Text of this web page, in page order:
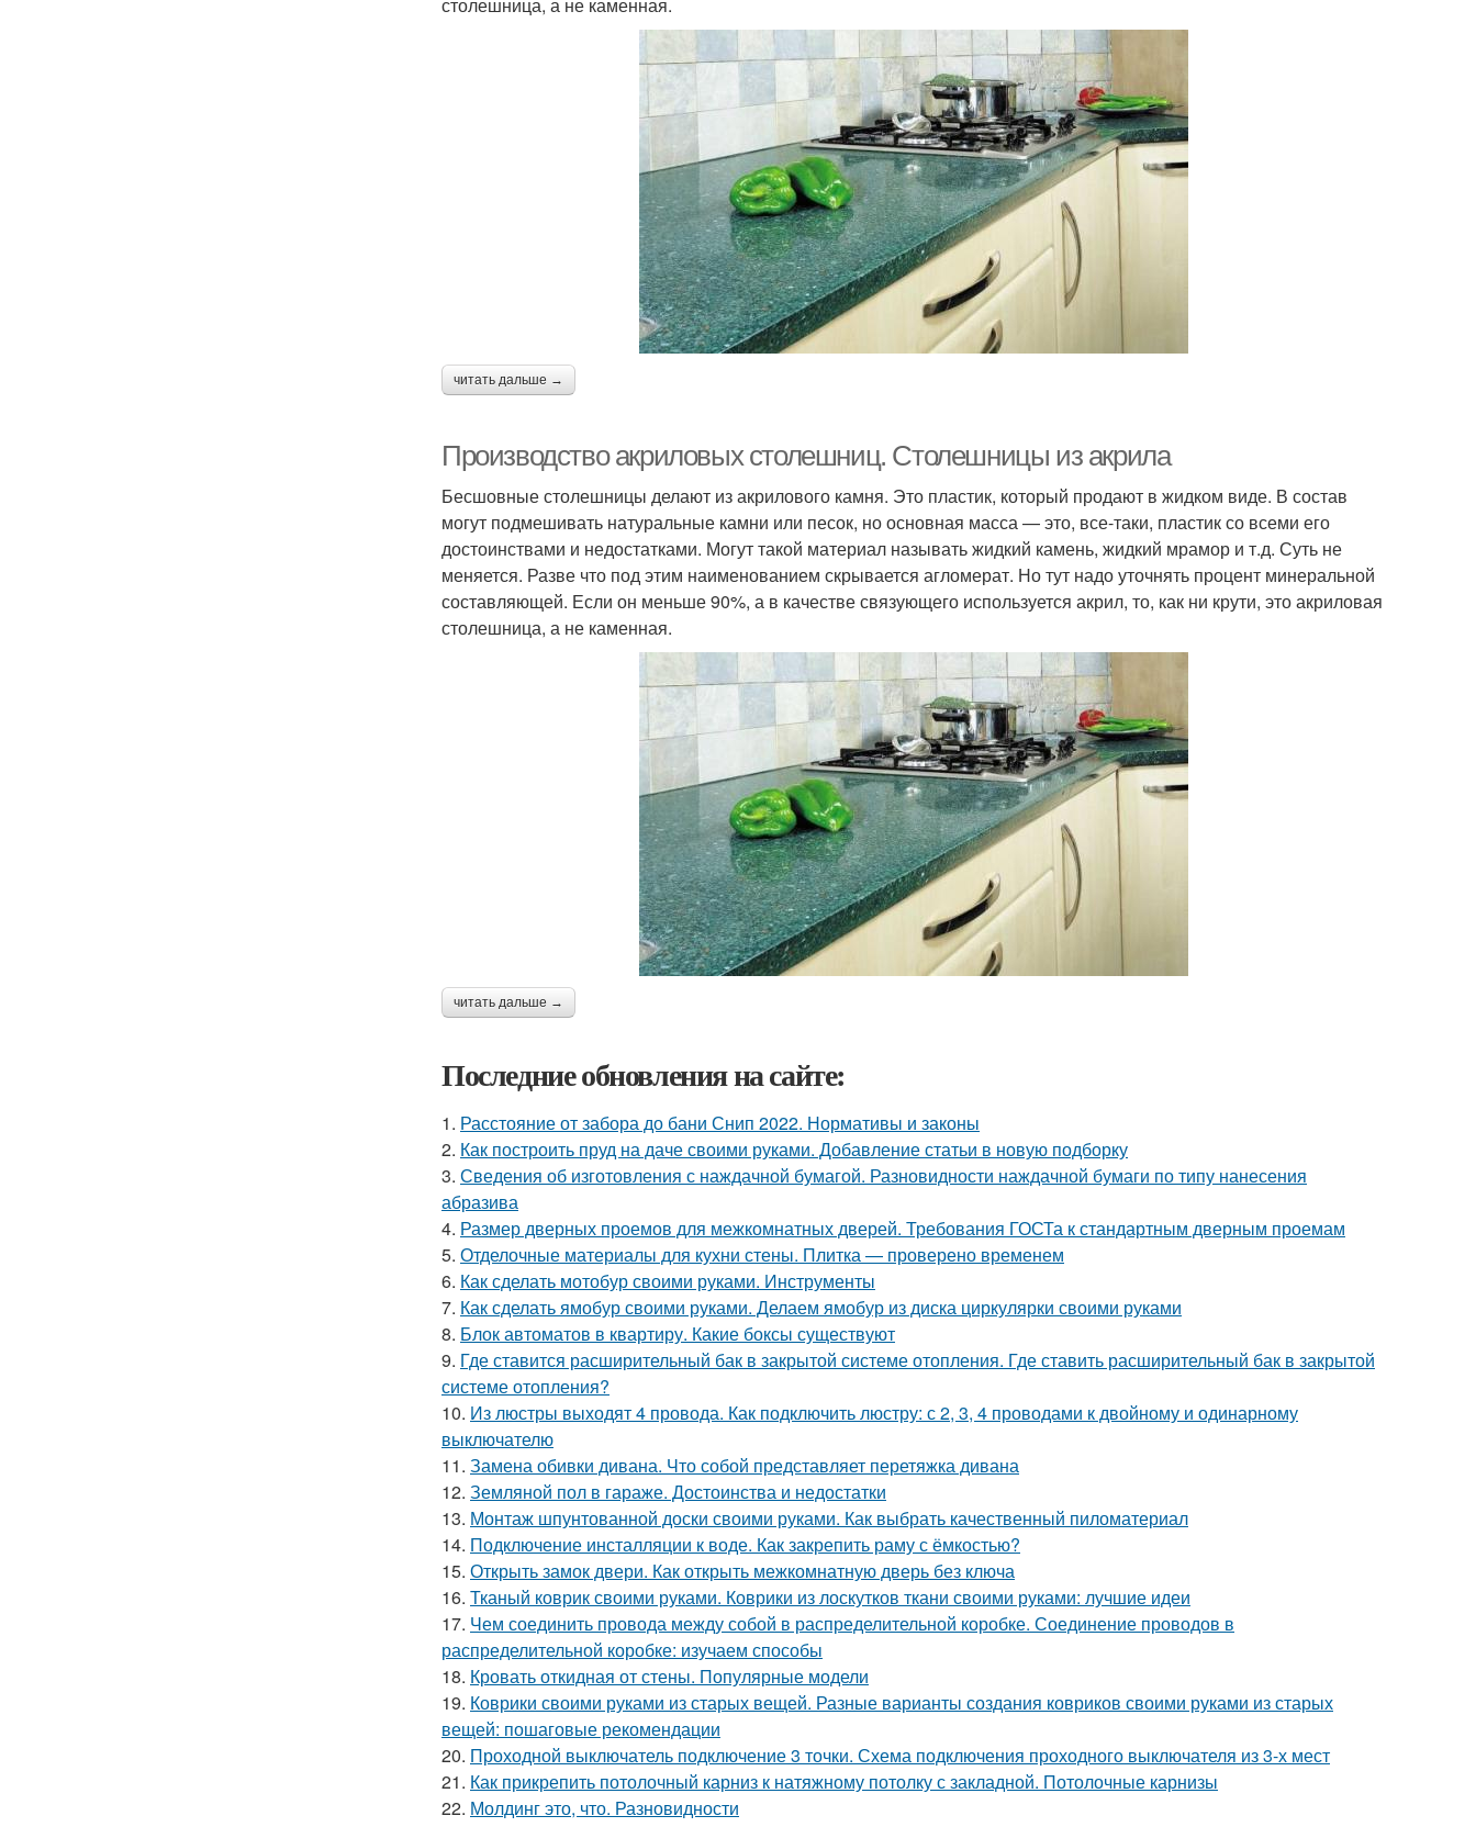
читать дальше →
Производство акриловых столешниц. Столешницы из акрила
Бесшовные столешницы делают из акрилового камня. Это пластик, который продают в жидком виде. В состав
могут подмешивать натуральные камни или песок, но основная масса — это, все-таки, пластик со всеми его
достоинствами и недостатками. Могут такой материал называть жидкий камень, жидкий мрамор и т.д. Суть не
меняется. Разве что под этим наименованием скрывается агломерат. Но тут надо уточнять процент минеральной
составляющей. Если он меньше 90%, а в качестве связующего используется акрил, то, как ни крути, это акриловая
столешница, а не каменная.
читать дальше →
Последние обновления на сайте:
1. Расстояние от забора до бани Снип 2022. Нормативы и законы
2. Как построить пруд на даче своими руками. Добавление статьи в новую подборку
3. Сведения об изготовления с наждачной бумагой. Разновидности наждачной бумаги по типу нанесения
абразива
4. Размер дверных проемов для межкомнатных дверей. Требования ГОСТа к стандартным дверным проемам
5. Отделочные материалы для кухни стены. Плитка — проверено временем
6. Как сделать мотобур своими руками. Инструменты
7. Как сделать ямобур своими руками. Делаем ямобур из диска циркулярки своими руками
8. Блок автоматов в квартиру. Какие боксы существуют
9. Где ставится расширительный бак в закрытой системе отопления. Где ставить расширительный бак в закрытой
системе отопления?
10. Из люстры выходят 4 провода. Как подключить люстру: с 2, 3, 4 проводами к двойному и одинарному
выключателю
11. Замена обивки дивана. Что собой представляет перетяжка дивана
12. Земляной пол в гараже. Достоинства и недостатки
13. Монтаж шпунтованной доски своими руками. Как выбрать качественный пиломатериал
14. Подключение инсталляции к воде. Как закрепить раму с ёмкостью?
15. Открыть замок двери. Как открыть межкомнатную дверь без ключа
16. Тканый коврик своими руками. Коврики из лоскутков ткани своими руками: лучшие идеи
17. Чем соединить провода между собой в распределительной коробке. Соединение проводов в
распределительной коробке: изучаем способы
18. Кровать откидная от стены. Популярные модели
19. Коврики своими руками из старых вещей. Разные варианты создания ковриков своими руками из старых
вещей: пошаговые рекомендации
20. Проходной выключатель подключение 3 точки. Схема подключения проходного выключателя из 3-х мест
21. Как прикрепить потолочный карниз к натяжному потолку с закладной. Потолочные карнизы
22. Молдинг это, что. Разновидности